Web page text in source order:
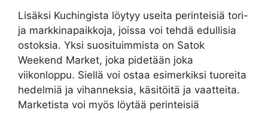
Lisäksi Kuchingista löytyy useita perinteisiä tori-
ja markkinapaikkoja, joissa voi tehdä edullisia
ostoksia. Yksi suosituimmista on Satok
Weekend Market, joka pidetään joka
viikonloppu. Siellä voi ostaa esimerkiksi tuoreita
hedelmiä ja vihanneksia, käsitöitä ja vaatteita.
Marketista voi myös löytää perinteisiä